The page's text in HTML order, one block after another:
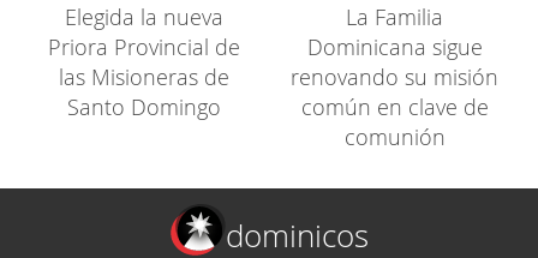
Elegida la nueva
Priora Provincial de
las Misioneras de
Santo Domingo
La Familia
Dominicana sigue
renovando su misión
común en clave de
comunión
dominicos